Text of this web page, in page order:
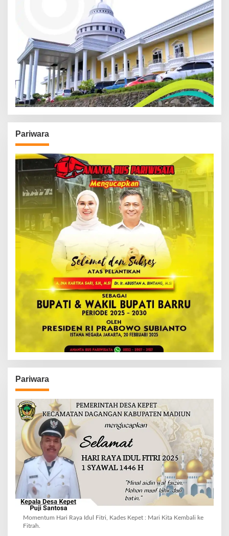
Pariwara
Pariwara
Momentum Hari Raya Idul Fitri, Kades Kepet : Mari Kita Kembali ke
Fitrah.